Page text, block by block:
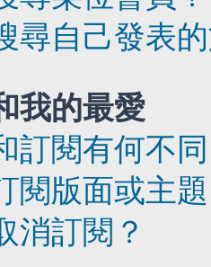
尋自己發表
我的最愛
訂閱有何不
閱版面或主
消訂閱？